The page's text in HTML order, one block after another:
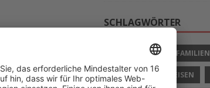
zahlreiche
zum Brenner zu
längs der
SCHLAGWÖRTER
AKTIVURLAUB FAMILIEN
ITALIEN RADREISEN